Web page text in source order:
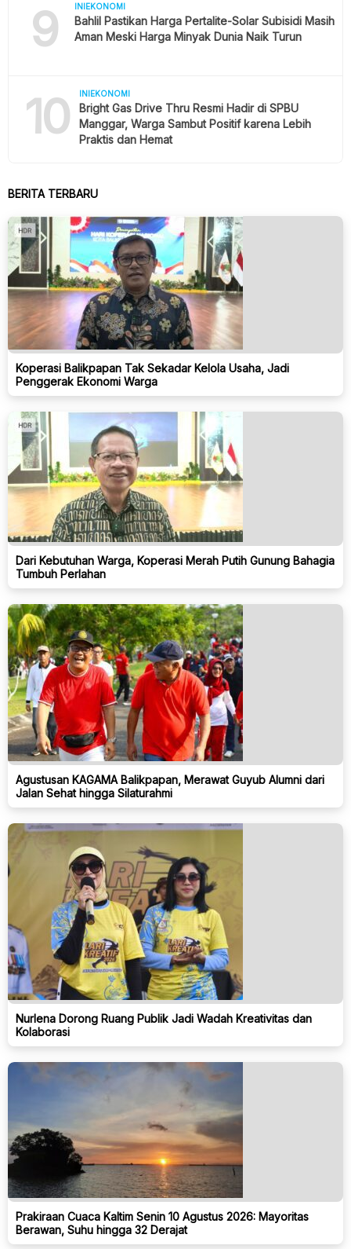
9 INIEKONOMI
Bahlil Pastikan Harga Pertalite-Solar Subisidi Masih
Aman Meski Harga Minyak Dunia Naik Turun
10 INIEKONOMI
Bright Gas Drive Thru Resmi Hadir di SPBU
Manggar, Warga Sambut Positif karena Lebih
Praktis dan Hemat
BERITA TERBARU
Koperasi Balikpapan Tak Sekadar Kelola Usaha, Jadi
Penggerak Ekonomi Warga
Dari Kebutuhan Warga, Koperasi Merah Putih Gunung Bahagia
Tumbuh Perlahan
Agustusan KAGAMA Balikpapan, Merawat Guyub Alumni dari
Jalan Sehat hingga Silaturahmi
Nurlena Dorong Ruang Publik Jadi Wadah Kreativitas dan
Kolaborasi
Prakiraan Cuaca Kaltim Senin 10 Agustus 2026: Mayoritas
Berawan, Suhu hingga 32 Derajat